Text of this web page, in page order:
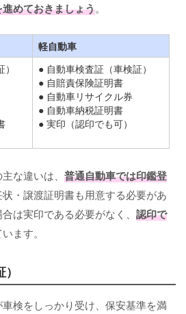
めておきましょう。
軽自動車
● 自動車検査証（車検証）
● 自賠責保険証明書
● 自動車リサイクル券
● 自動車納税証明書
● 実印（認印でも可）
な違いは、 普通自動車では印鑑登
・譲渡証明書も用意する必要があ
は実印である必要がなく、 認印で
ます。
車検をしっかり受け、保安基準を満